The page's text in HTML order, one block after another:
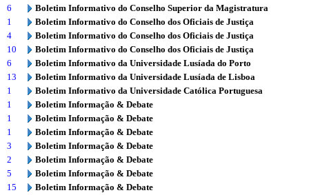
6
Boletim Informativo do Conselho Superior da Magistratura
1
Boletim Informativo do Conselho dos Oficiais de Justiça
4
Boletim Informativo do Conselho dos Oficiais de Justiça
10
Boletim Informativo do Conselho dos Oficiais de Justiça
6
Boletim Informativo da Universidade Lusíada do Porto
13
Boletim Informativo da Universidade Lusíada de Lisboa
1
Boletim Informativo da Universidade Católica Portuguesa
1
Boletim Informação & Debate
1
Boletim Informação & Debate
1
Boletim Informação & Debate
3
Boletim Informação & Debate
2
Boletim Informação & Debate
5
Boletim Informação & Debate
15
Boletim Informação & Debate